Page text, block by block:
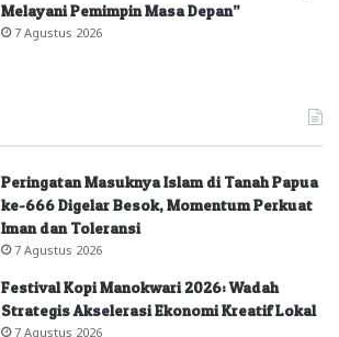
Melayani Pemimpin Masa Depan”
7 Agustus 2026
Peringatan Masuknya Islam di Tanah Papua
ke-666 Digelar Besok, Momentum Perkuat
Iman dan Toleransi
7 Agustus 2026
Festival Kopi Manokwari 2026: Wadah
Strategis Akselerasi Ekonomi Kreatif Lokal
7 Agustus 2026